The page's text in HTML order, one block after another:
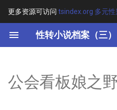
更多资源可访问 tsindex.org 多元
性转小说档案（三）
键
开
其他信息
公会看板娘之